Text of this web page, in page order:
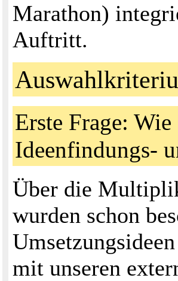
Marathon)
Auftritt.
Erste Frage:
Ideenfindungs-
Über die
wurden schon
mit unseren